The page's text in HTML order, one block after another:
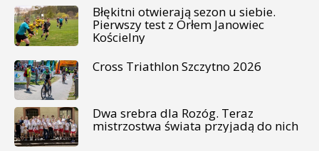
Błękitni otwierają sezon u siebie.
Pierwszy test z Orłem Janowiec
Kościelny
Cross Triathlon Szczytno 2026
Dwa srebra dla Rozóg. Teraz
mistrzostwa świata przyjadą do nich